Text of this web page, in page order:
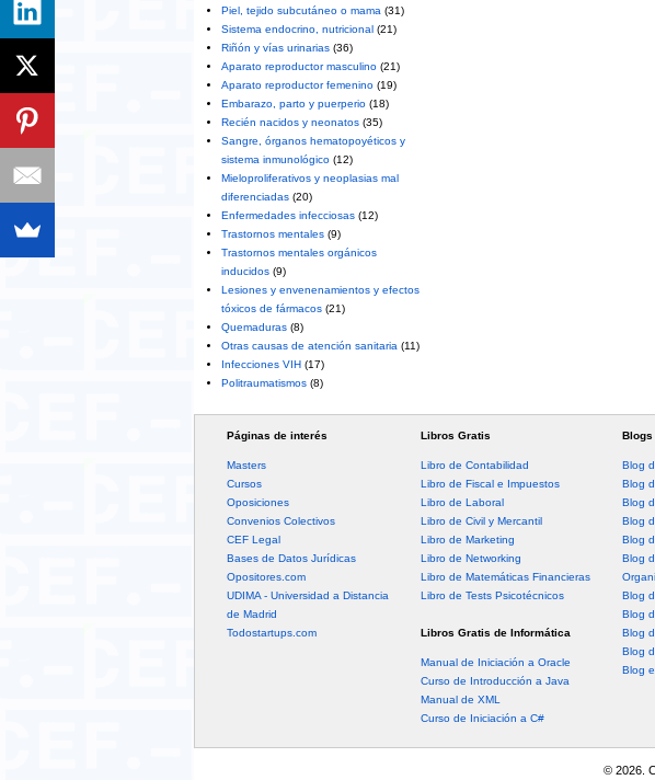
Piel, tejido subcutáneo o mama (31)
Sistema endocrino, nutricional (21)
Riñón y vías urinarias (36)
Aparato reproductor masculino (21)
Aparato reproductor femenino (19)
Embarazo, parto y puerperio (18)
Recién nacidos y neonatos (35)
Sangre, órganos hematopoyéticos y
sistema inmunológico (12)
Mieloproliferativos y neoplasias mal
diferenciadas (20)
Enfermedades infecciosas (12)
Trastornos mentales (9)
Trastornos mentales orgánicos
inducidos (9)
Lesiones y envenenamientos y efectos
tóxicos de fármacos (21)
Quemaduras (8)
Otras causas de atención sanitaria (11)
Infecciones VIH (17)
Politraumatismos (8)
Páginas de interés
Masters
Cursos
Oposiciones
Convenios Colectivos
CEF Legal
Bases de Datos Jurídicas
Opositores.com
UDIMA - Universidad a Distancia
de Madrid
Todostartups.com
Libros Gratis
Libro de Contabilidad
Libro de Fiscal e Impuestos
Libro de Laboral
Libro de Civil y Mercantil
Libro de Marketing
Libro de Networking
Libro de Matemáticas Financieras
Libro de Tests Psicotécnicos
Libros Gratis de Informática
Manual de Iniciación a Oracle
Curso de Introducción a Java
Manual de XML
Curso de Iniciación a C#
Blogs
Blog
Blog
Blog
Blog
Blog
Blog
Blog
Blog
Blog
Blog
Blog
© 2026.